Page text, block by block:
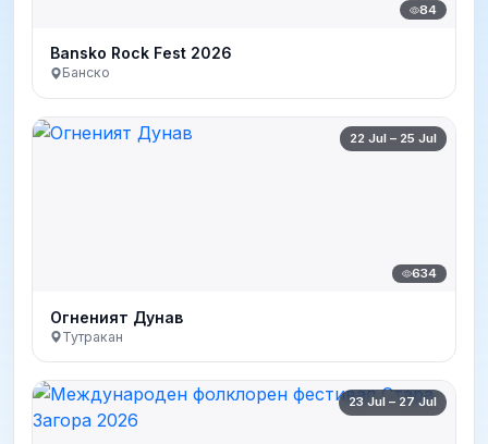
84
Bansko Rock Fest 2026
Банско
22 Jul – 25 Jul
634
Огненият Дунав
Тутракан
23 Jul – 27 Jul